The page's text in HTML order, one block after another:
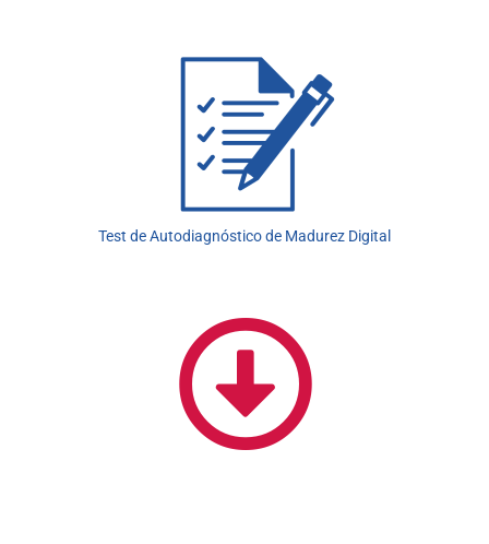
Test de Autodiagnóstico de Madurez Digital